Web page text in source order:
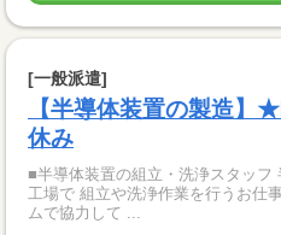
[一般派遣]
【半導体装置の製造
休み
■半導体装置の組立・洗浄スタッフ 半導体用評価装置を製造している
工場で 組立や洗浄作業を行うお仕
ムで協力して ...